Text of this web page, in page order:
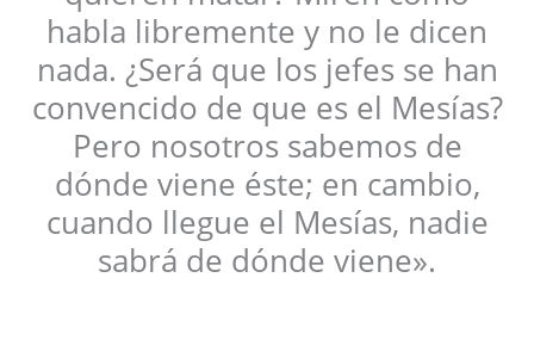
habla libremente y no le dicen
nada. ¿Será que los jefes se han
convencido de que es el Mesías?
Pero nosotros sabemos de
dónde viene éste; en cambio,
cuando llegue el Mesías, nadie
sabrá de dónde viene».